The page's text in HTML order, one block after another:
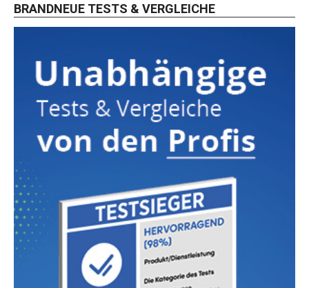
BRANDNEUE TESTS & VERGLEICHE